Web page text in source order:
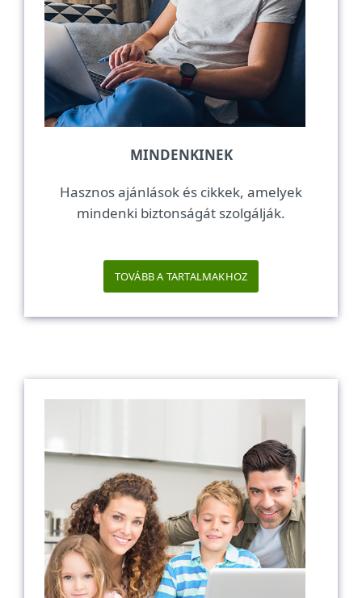
MINDENKINEK
Hasznos ajánlások és cikkek, amelyek
mindenki biztonságát szolgálják.
TOVÁBB A TARTALMAKHOZ